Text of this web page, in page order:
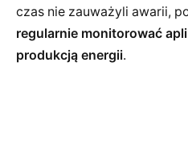
czas nie zauważyli awarii,
regularnie monitorować
produkcją energii.